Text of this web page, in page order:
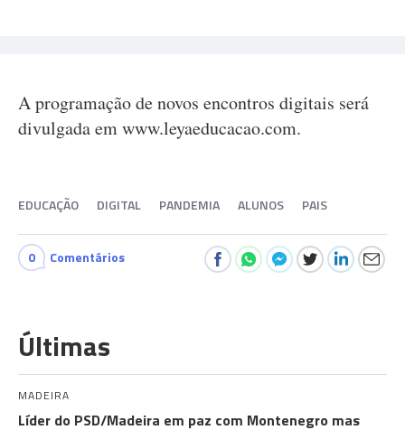
A programação de novos encontros digitais será
divulgada em www.leyaeducacao.com.
EDUCAÇÃO DIGITAL PANDEMIA ALUNOS PAIS
0 Comentários
Últimas
MADEIRA
Líder do PSD/Madeira em paz com Montenegro mas